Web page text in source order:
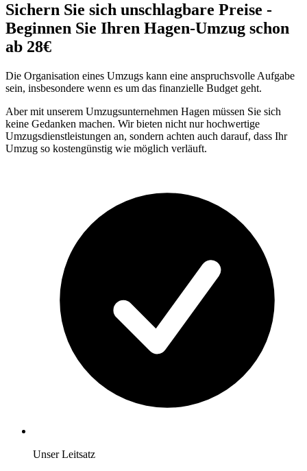
Sichern Sie sich unschlagbare Preise -
Beginnen Sie Ihren Hagen-Umzug schon
ab 28€
Die Organisation eines Umzugs kann eine anspruchsvolle Aufgabe
sein, insbesondere wenn es um das finanzielle Budget geht.
Aber mit unserem Umzugsunternehmen Hagen müssen Sie sich
keine Gedanken machen. Wir bieten nicht nur hochwertige
Umzugsdienstleistungen an, sondern achten auch darauf, dass Ihr
Umzug so kostengünstig wie möglich verläuft.
Unser Leitsatz